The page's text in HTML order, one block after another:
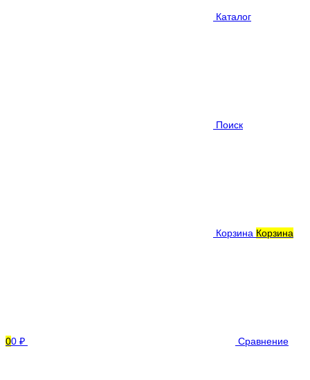
Каталог
Поиск
Корзина Корзина
00 ₽ Сравнение